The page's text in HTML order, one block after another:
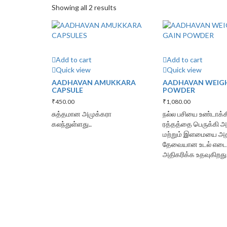
Showing all 2 results
Add to cart
Quick view
AADHAVAN AMUKKARA
CAPSULE
₹450.00
சுத்தமான அமுக்கரா
கலந்துள்ளது..
Add to cart
Quick view
AADHAVAN
POWDER
₹1,080.00
நல்ல பசியை
ரத்தத்தை பெருக்கி
மற்றும் இளமையை
தேவையான உடல்
அதிகரிக்க